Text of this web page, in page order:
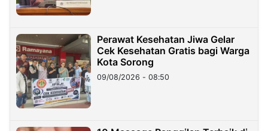
Perawat Kesehatan Jiwa Gelar
Cek Kesehatan Gratis bagi Warga
Kota Sorong
09/08/2026 - 08:50